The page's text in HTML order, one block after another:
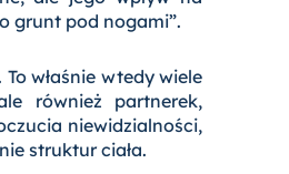
grunt pod nogami”.
właśnie wtedy wiele
również partnerek,
niewidzialności,
struktur ciała.